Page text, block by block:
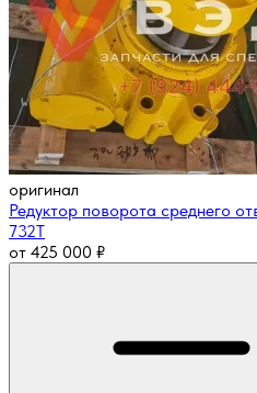
оригинал
Редуктор поворота среднего
732T
от 425 000 ₽